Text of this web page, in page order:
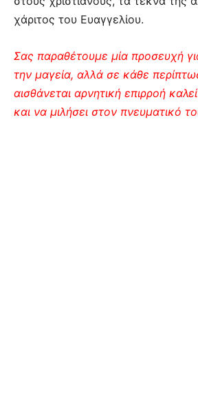
χάριτος του Ευαγγελίου.
Σας παραθέτουμε μία προσευχή
την μαγεία, αλλά σε κάθε
αισθάνεται αρνητική επιρροή
και να μιλήσει στον πνευματικό